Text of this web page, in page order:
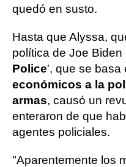
quedó en susto.
Hasta que Alyssa,
política de Joe Biden
Police', que se basa
económicos a la
armas, causó un
enteraron de que
agentes policiales.
"Aparentemente los